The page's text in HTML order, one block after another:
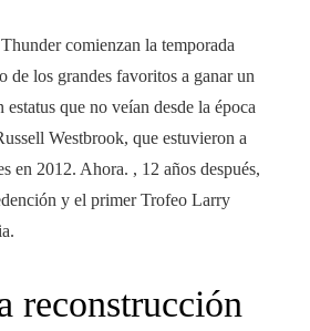
comienzan la temporada
de los grandes favoritos a ganar un
que no veían desde la época
Westbrook, que estuvieron a
en 2012. Ahora. , 12 años después,
y el primer Trofeo Larry
reconstrucción